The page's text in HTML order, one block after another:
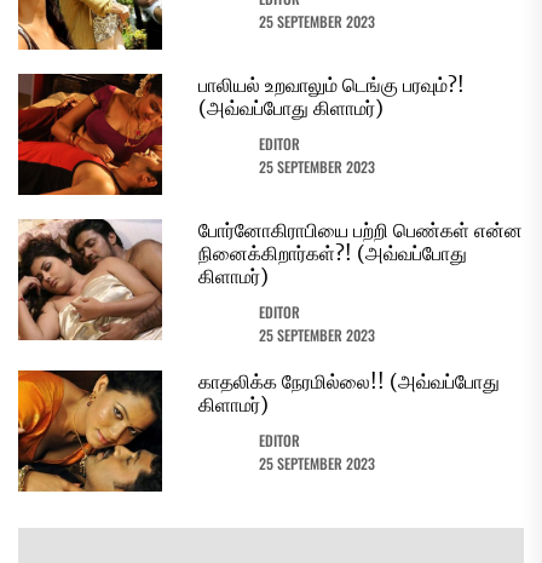
25 SEPTEMBER 2023
பாலியல் உறவாலும் டெங்கு பரவும்?!
(அவ்வப்போது கிளாமர்)
EDITOR
25 SEPTEMBER 2023
போர்னோகிராபியை பற்றி பெண்கள் என்ன
நினைக்கிறார்கள்?! (அவ்வப்போது
கிளாமர்)
EDITOR
25 SEPTEMBER 2023
காதலிக்க நேரமில்லை!! (அவ்வப்போது
கிளாமர்)
EDITOR
25 SEPTEMBER 2023